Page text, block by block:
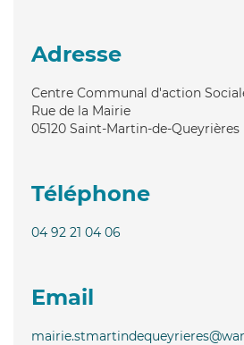
Adresse
Centre Communal d'action
Rue de la Mairie
05120 Saint-Martin-de-Queyrières
Téléphone
04 92 21 04 06
Email